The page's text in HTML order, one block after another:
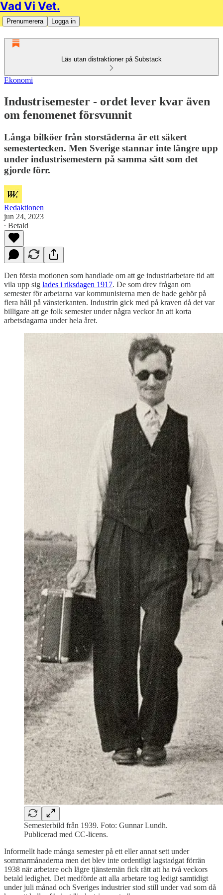
Vad Vi Vet.
Prenumerera Logga in
Läs utan distraktioner på Substack
Ekonomi
Industrisemester - ordet lever kvar även
om fenomenet försvunnit
Långa bilköer från storstäderna är ett säkert
semestertecken. Men Sverige stannar inte längre upp
under industrisemestern på samma sätt som det
gjorde förr.
Redaktionen
jun 24, 2023
∙ Betald
Den första motionen som handlade om att ge industriarbetare tid att
vila upp sig lades i riksdagen 1917. De som drev frågan om
semester för arbetarna var kommunisterna men de hade gehör på
flera håll på vänsterkanten. Industrin gick med på kraven då det var
billigare att ge folk semester under några veckor än att korta
arbetsdagarna under hela året.
Semesterbild från 1939. Foto: Gunnar Lundh.
Publicerad med CC-licens.
Informellt hade många semester på ett eller annat sett under
sommarmånaderna men det blev inte ordentligt lagstadgat förrän
1938 när arbetare och lägre tjänstemän fick rätt att ha två veckors
betald ledighet. Det medförde att alla arbetare tog ledigt samtidigt
under juli månad och Sveriges industrier stod still under vad som då